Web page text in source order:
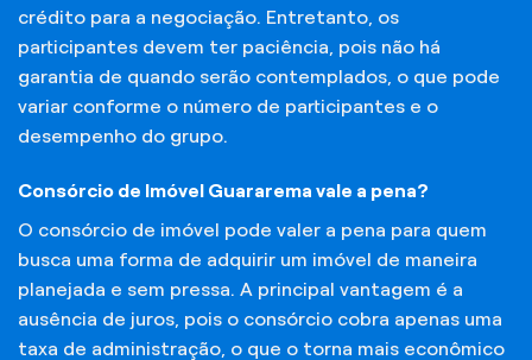
crédito para a negociação. Entretanto, os
participantes devem ter paciência, pois não há
garantia de quando serão contemplados, o que pode
variar conforme o número de participantes e o
desempenho do grupo.
Consórcio de Imóvel Guararema vale a pena?
O consórcio de imóvel pode valer a pena para quem
busca uma forma de adquirir um imóvel de maneira
planejada e sem pressa. A principal vantagem é a
ausência de juros, pois o consórcio cobra apenas uma
taxa de administração, o que o torna mais econômico